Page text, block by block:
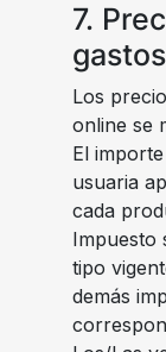
7.
gastos
Los
online se
El
usuaria
cada
Impuesto
tipo
demás